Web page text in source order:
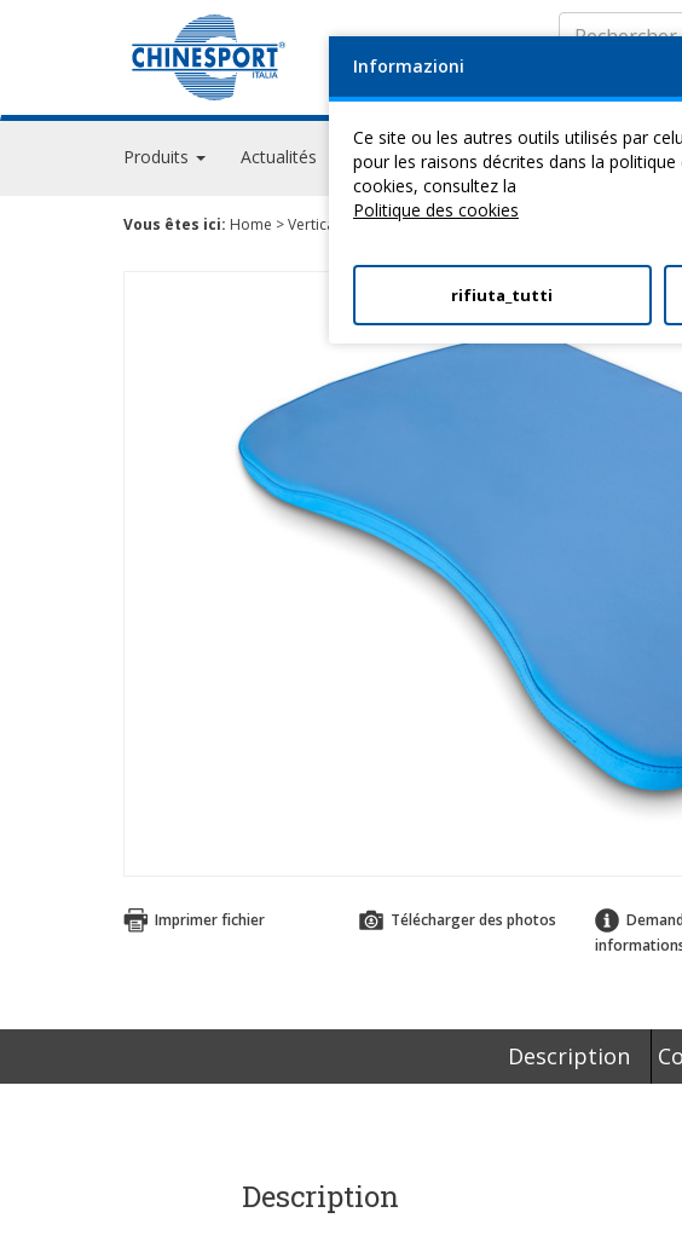
Produits Actualités Evénements GPS Academy Video
Vous êtes ici: Home >Verticalisateurs>Stand Up> Revetement Plateau Medium
Imprimer fichier Télécharger des photos
Description
Description
Informazioni
Ce site ou les autres outils utilisés par
pour les raisons décrites dans la
cookies, consultez la
Politique des cookies
rifiuta_tutti